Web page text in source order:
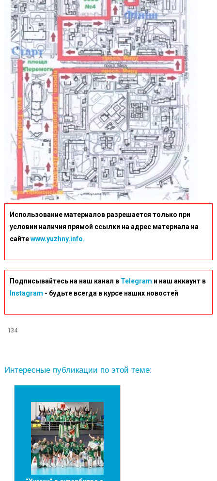
Использование материалов разрешается только при
условии наличия прямой ссылки на адрес материала на
сайтеwww.yuzhny.info.
Подписывайтесь на наш канал в Telegram и наш аккаунт в
Instagram - будьте всегда в курсе наших новостей
134
Интересные публикации по этой теме: